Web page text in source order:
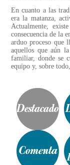
En cuanto a las
era la matanza,
Actualmente,
consecuencia de la
arduo proceso que
aquellos que aún
familiar, donde se
equipo y, sobre